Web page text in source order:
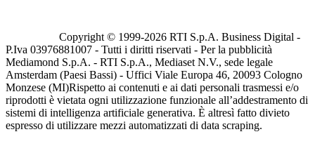
Copyright © 1999-2026 RTI S.p.A. Business Digital -
P.Iva 03976881007 - Tutti i diritti riservati - Per la pubblicità
Mediamond S.p.A. - RTI S.p.A., Mediaset N.V., sede legale
Amsterdam (Paesi Bassi) - Uffici Viale Europa 46, 20093 Cologno
Monzese (MI)Rispetto ai contenuti e ai dati personali trasmessi e/o
riprodotti è vietata ogni utilizzazione funzionale all’addestramento di
sistemi di intelligenza artificiale generativa. È altresì fatto divieto
espresso di utilizzare mezzi automatizzati di data scraping.